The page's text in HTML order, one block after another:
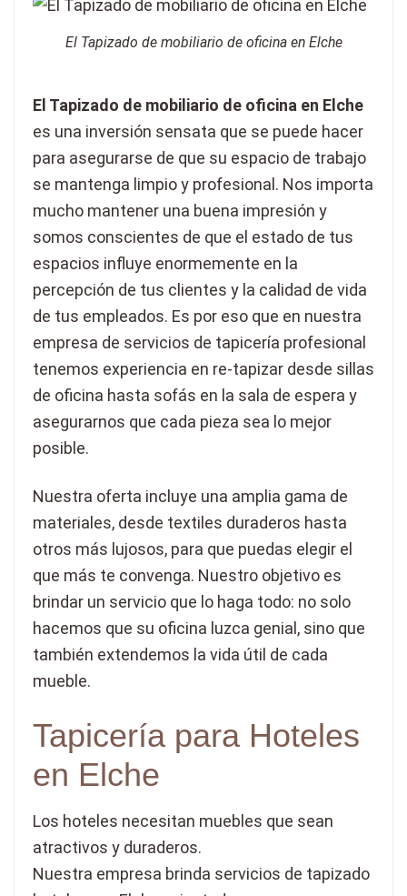
El Tapizado de mobiliario de oficina en Elche
El Tapizado de mobiliario de oficina en Elche
es una inversión sensata que se puede hacer
para asegurarse de que su espacio de trabajo
se mantenga limpio y profesional. Nos importa
mucho mantener una buena impresión y
somos conscientes de que el estado de tus
espacios influye enormemente en la
percepción de tus clientes y la calidad de vida
de tus empleados. Es por eso que en nuestra
empresa de servicios de tapicería profesional
tenemos experiencia en re-tapizar desde sillas
de oficina hasta sofás en la sala de espera y
asegurarnos que cada pieza sea lo mejor
posible.
Nuestra oferta incluye una amplia gama de
materiales, desde textiles duraderos hasta
otros más lujosos, para que puedas elegir el
que más te convenga. Nuestro objetivo es
brindar un servicio que lo haga todo: no solo
hacemos que su oficina luzca genial, sino que
también extendemos la vida útil de cada
mueble.
Tapicería para Hoteles
en Elche
Los hoteles necesitan muebles que sean
atractivos y duraderos.
Nuestra empresa brinda servicios de tapizado